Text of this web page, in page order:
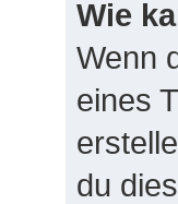
Wie
Wenn
eines
du